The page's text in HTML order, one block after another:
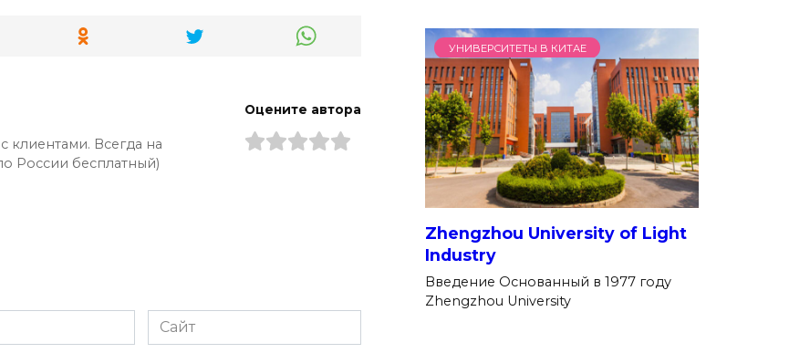
клиентами. Всегда на
России бесплатный)
Оцените автора
Сайт
УНИВЕРСИТЕТЫ В КИТАЕ
Zhengzhou University of Light
Industry
Введение Основанный в 1977 году
Zhengzhou University